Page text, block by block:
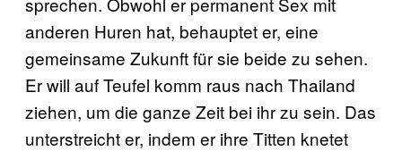
anderen Huren hat, behauptet er, eine
gemeinsame Zukunft für sie beide zu sehen.
Er will auf Teufel komm raus nach Thailand
ziehen, um die ganze Zeit bei ihr zu sein. Das
unterstreicht er, indem er ihre Titten knetet